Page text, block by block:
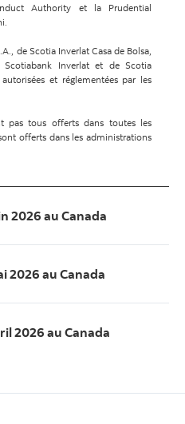
Authority et la Prudential
de Scotia Inverlat Casa de Bolsa,
Inverlat et de Scotia
et réglementées par les
pas tous offerts dans toutes les
offerts dans les administrations
2026 au Canada
2026 au Canada
2026 au Canada